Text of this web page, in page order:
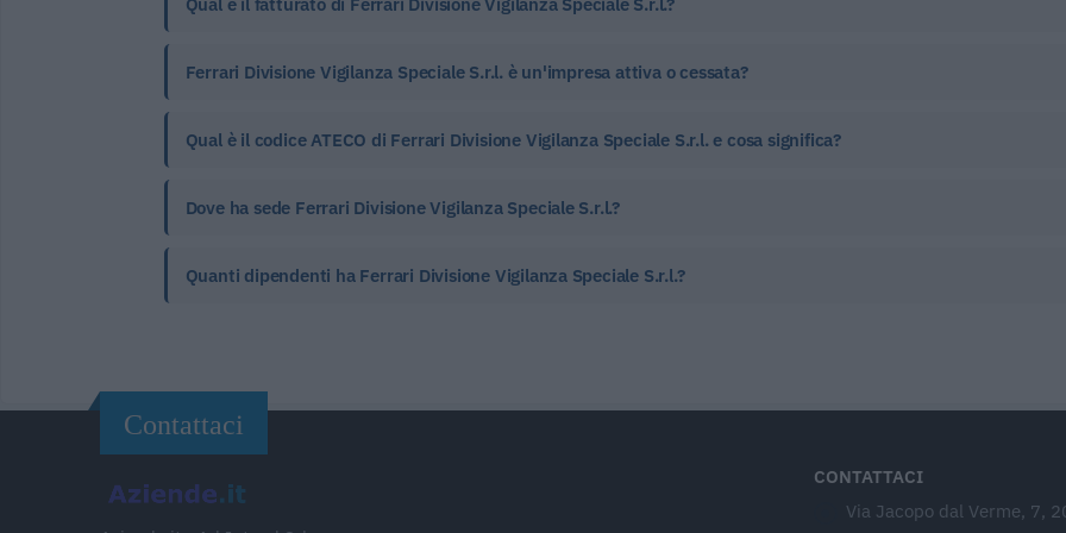
Ferrari Divisione Vigilanza Speciale S.r.l. è un'impresa attiva o cessata?
Qual è il codice ATECO di Ferrari Divisione Vigilanza Speciale S.r.l. e cosa significa?
Dove ha sede Ferrari Divisione Vigilanza Speciale S.r.l.?
Quanti dipendenti ha Ferrari Divisione Vigilanza Speciale S.r.l.?
Contattaci
CONTATTACI
Via Jacopo dal Verme, 7,